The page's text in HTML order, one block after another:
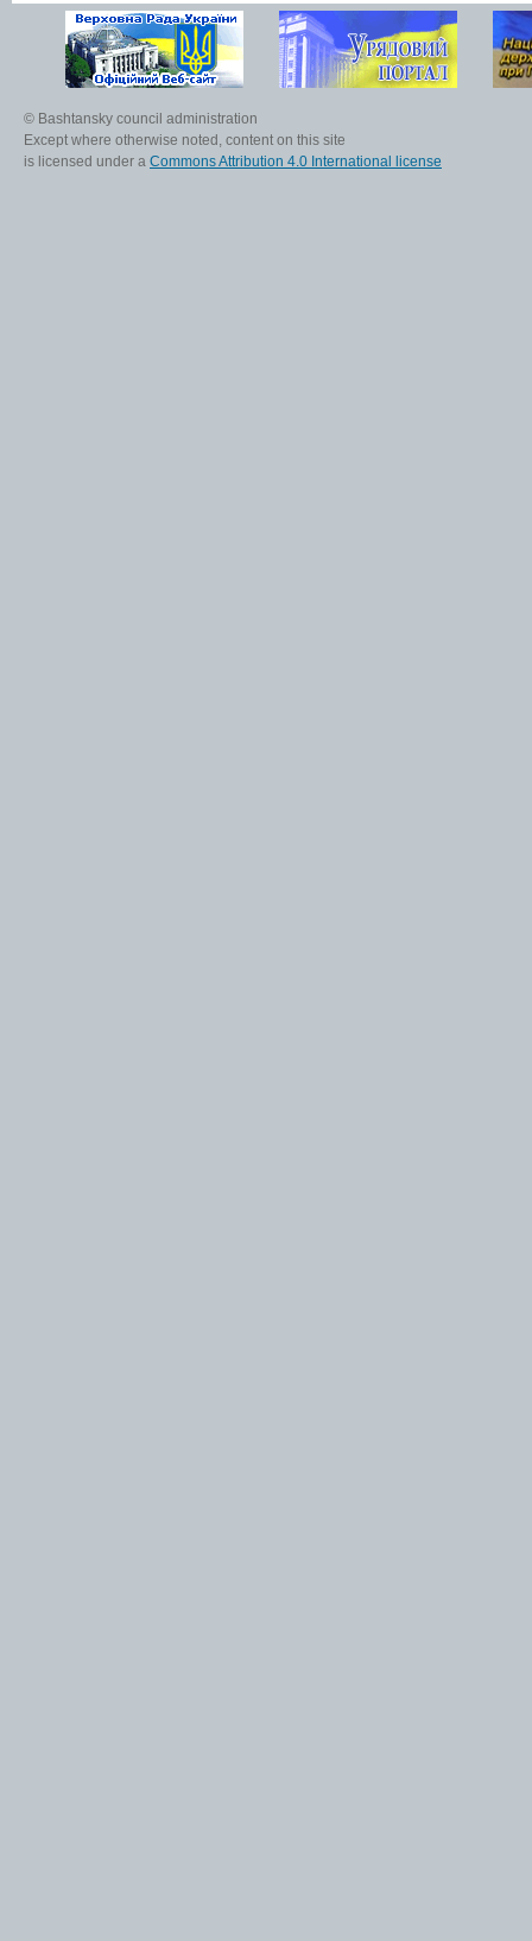
© Bashtansky council administration
Except where otherwise noted, content on this site
is licensed under a Commons Attribution 4.0 International license